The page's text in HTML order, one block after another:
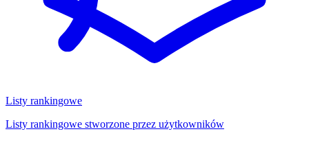
Listy rankingowe
Listy rankingowe stworzone przez użytkowników